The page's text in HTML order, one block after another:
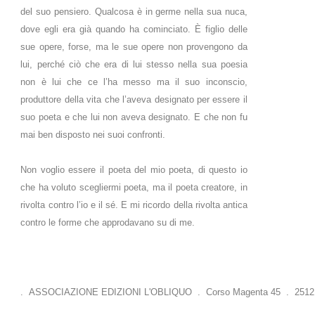
del suo pensiero. Qualcosa è in germe nella sua nuca,
dove egli era già quando ha cominciato. È figlio delle
sue opere, forse, ma le sue opere non provengono da
lui, perché ciò che era di lui stesso nella sua poesia
non è lui che ce l’ha messo ma il suo inconscio,
produttore della vita che l’aveva designato per essere il
suo poeta e che lui non aveva designato. E che non fu
mai ben disposto nei suoi confronti.
Non voglio essere il poeta del mio poeta, di questo io
che ha voluto scegliermi poeta, ma il poeta creatore, in
rivolta contro l’io e il sé. E mi ricordo della rivolta antica
contro le forme che approdavano su di me.
. ASSOCIAZIONE EDIZIONI L'OBLIQUO . Corso Magenta 45 .